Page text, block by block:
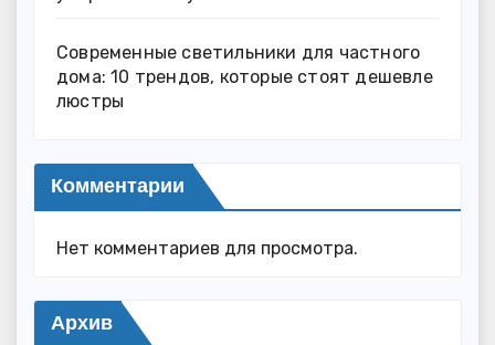
Современные светильники для частного
дома: 10 трендов, которые стоят дешевле
люстры
Комментарии
Нет комментариев для просмотра.
Архив